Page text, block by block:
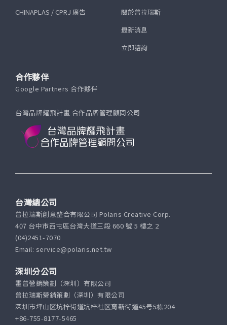
CHINAPLAS / CPRJ 廣告
關於普拉瑞斯
最新消息
立即諮詢
合作夥伴
Google Partners 合作夥伴
台灣品牌耀飛計畫 合作品牌管理顧問公司
台灣總公司
普拉瑞斯創意整合有限公司 Polaris Creative Corp.
407 台中市西屯區台灣大道三段 660 號 5 樓之 2
(04)2451-7070
Email: service@polaris.net.tw
深圳分公司
霍普營銷策劃（深圳）有限公司
普拉瑞斯營銷策劃（深圳）有限公司
深圳市坪山区坑梓街道坑梓社区育新街道45号5栋204
+86-755-8177-5465